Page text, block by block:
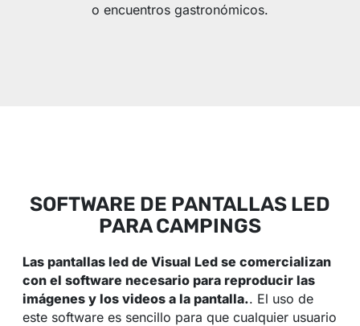
o encuentros gastronómicos.
SOFTWARE DE PANTALLAS LED
PARA CAMPINGS
Las pantallas led de Visual Led se comercializan
con el software necesario para reproducir las
imágenes y los videos a la pantalla.. El uso de
este software es sencillo para que cualquier usuario